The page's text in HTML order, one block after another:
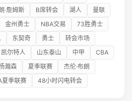
·詹姆斯 B席转会 湖人
曼联
金州勇士 NBA交易
73胜勇士
东契奇 勇士
转会市场
凯尔特人 山东泰山 中甲
CBA
瀚森 夏季联赛
杰伦·布朗
夏季联赛 48小时闪电转会